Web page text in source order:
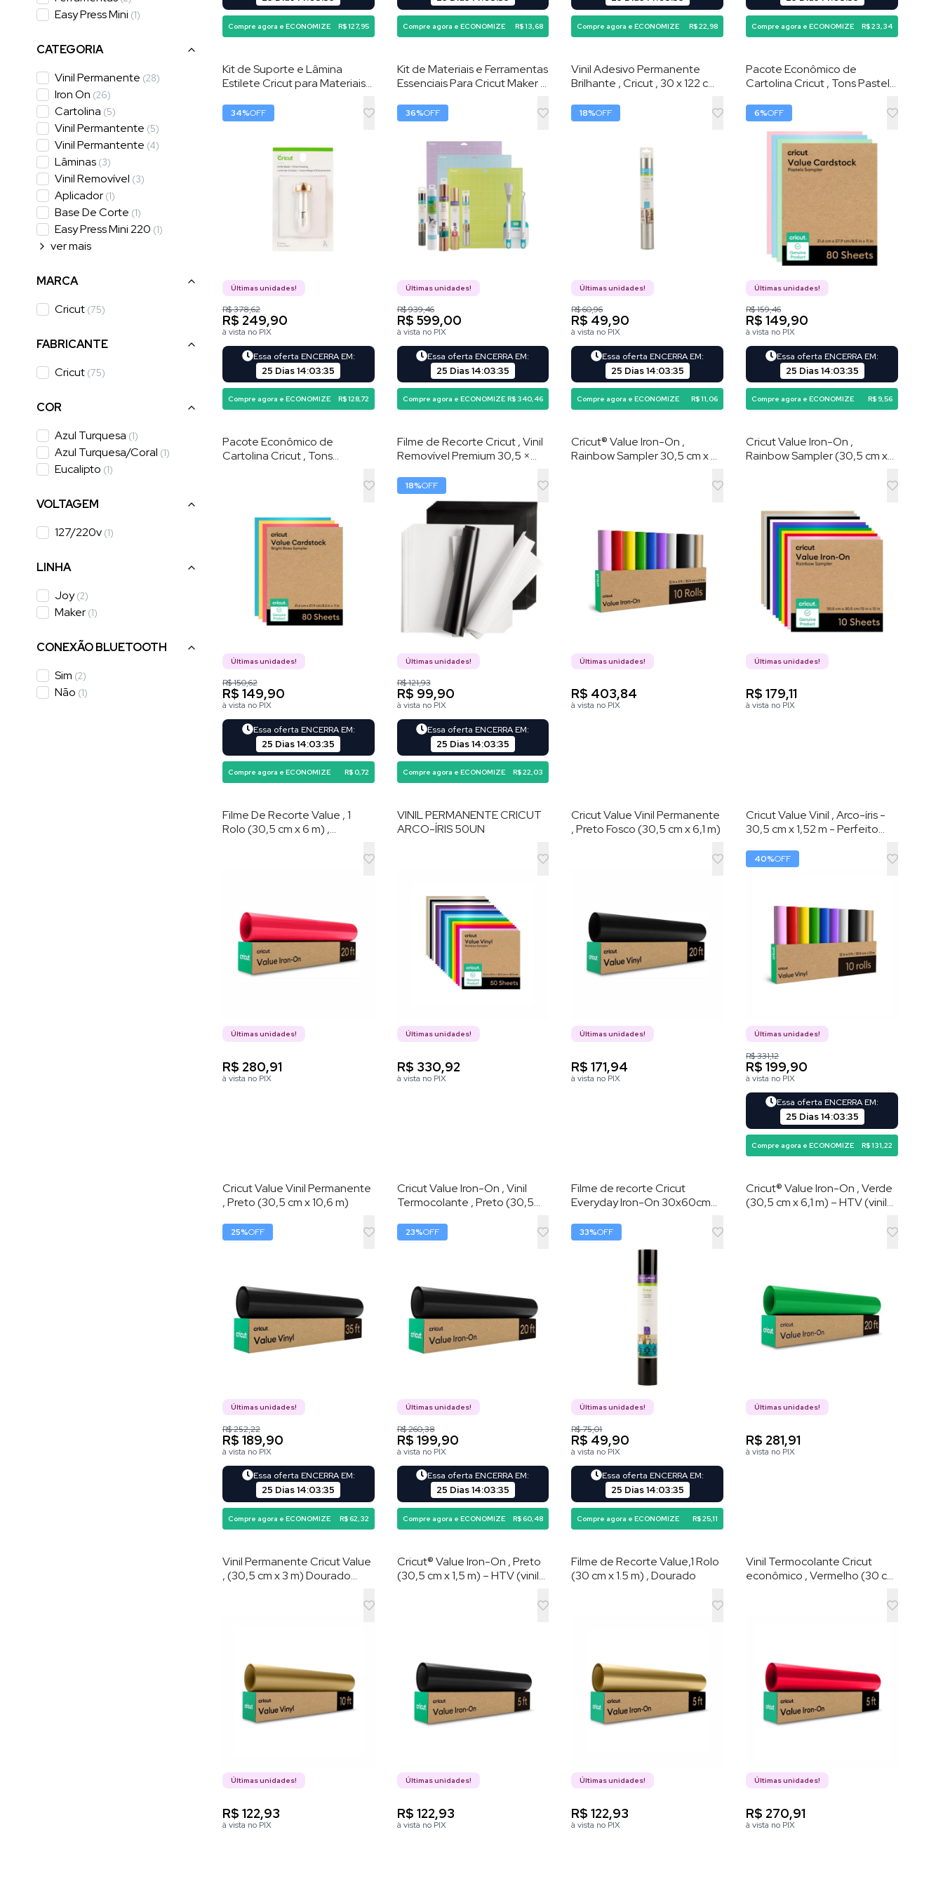
Easy Press Mini (1)
CATEGORIA
Vinil Permanente (28)
Iron On (26)
Cartolina (5)
Vinil Permantente (5)
Vinil Permantente (4)
Lâminas (3)
Vinil Removível (3)
Aplicador (1)
Base De Corte (1)
Easy Press Mini 220 (1)
vermais
MARCA
Cricut (75)
FABRICANTE
Cricut (75)
COR
Azul Turquesa (1)
Azul Turquesa/coral (1)
Eucalipto (1)
VOLTAGEM
127/220v (1)
LINHA
Joy (2)
Maker (1)
CONEXÃO BLUETOOTH
Sim (2)
Não (1)
Compre agora e ECONOMIZE R$ 127,95 Compre agora e ECONOMIZE R$ 13,68 Compre agora e ECONOMIZE R$ 22,98 Compre agora e ECONOMIZE R$ 23,34
Kit de Suporte e Lâmina
Estilete Cricut para Materiais
34%OFF
Últimas unidades!
R$ 378,62
R$ 249,90
à vista no PIX
Essa oferta ENCERRA EM:
25 Dias 14:03:34
Compre agora e ECONOMIZE R$ 128,72
Kit de Materiais e Ferramentas
Essenciais Para Cricut Maker e
Itens para Personalização
36%OFF
Últimas unidades!
R$ 939,46
R$ 599,00
à vista no PIX
Essa oferta ENCERRA EM:
25 Dias 14:03:34
Compre agora e ECONOMIZE R$ 340,46
Vinil Adesivo Permanente
Brilhante , Cricut , 30 x 122 cm ,
18%OFF
Últimas unidades!
R$ 60,96
R$ 49,90
à vista no PIX
Essa oferta ENCERRA EM:
25 Dias 14:03:34
Compre agora e ECONOMIZE R$ 11,06
Pacote Econômico de
Cartolina Cricut , Tons Pastel ,
6%OFF
Últimas unidades!
R$ 159,46
R$ 149,90
à vista no PIX
Essa oferta ENCERRA EM:
25 Dias 14:03:34
Compre agora e ECONOMIZE R$ 9,56
Pacote Econômico de
Cartolina Cricut , Tons
Últimas unidades!
R$ 150,62
R$ 149,90
à vista no PIX
Essa oferta ENCERRA EM:
25 Dias 14:03:34
Compre agora e ECONOMIZE R$ 0,72
Filme de Recorte Cricut , Vinil
Removível Premium 30,5 ×
Branco
18%OFF
Últimas unidades!
R$ 121,93
R$ 99,90
à vista no PIX
Essa oferta ENCERRA EM:
25 Dias 14:03:34
Compre agora e ECONOMIZE R$ 22,03
Cricut® Value Iron-On ,
Rainbow Sampler 30,5 cm x 91
Últimas unidades!
R$ 403,84
à vista no PIX
Cricut Value Iron-On ,
Rainbow Sampler (30,5 cm x
Últimas unidades!
R$ 179,11
à vista no PIX
Filme De Recorte Value , 1
Rolo (30,5 cm x 6 m) ,
Últimas unidades!
R$ 280,91
à vista no PIX
VINIL PERMANENTE CRICUT
ARCO-ÍRIS 50UN
Últimas unidades!
R$ 330,92
à vista no PIX
Cricut Value Vinil Permanente
, Preto Fosco (30,5 cm x 6,1 m)
Últimas unidades!
R$ 171,94
à vista no PIX
Cricut Value Vinil , Arco-íris -
30,5 cm x 1,52 m - Perfeito
40%OFF
Últimas unidades!
R$ 331,12
R$ 199,90
à vista no PIX
Essa oferta ENCERRA EM:
25 Dias 14:03:34
Compre agora e ECONOMIZE R$ 131,22
Cricut Value Vinil Permanente
, Preto (30,5 cm x 10,6 m)
25%OFF
Últimas unidades!
R$ 252,22
R$ 189,90
à vista no PIX
Essa oferta ENCERRA EM:
25 Dias 14:03:34
Compre agora e ECONOMIZE R$ 62,32
Cricut Value Iron-On , Vinil
Termocolante , Preto (30,5
Transferência por Calor)
23%OFF
Últimas unidades!
R$ 260,38
R$ 199,90
à vista no PIX
Essa oferta ENCERRA EM:
25 Dias 14:03:34
Compre agora e ECONOMIZE R$ 60,48
Filme de recorte Cricut
Everyday Iron-On 30x60cm
33%OFF
Últimas unidades!
R$ 75,01
R$ 49,90
à vista no PIX
Essa oferta ENCERRA EM:
25 Dias 14:03:34
Compre agora e ECONOMIZE R$ 25,11
Cricut® Value Iron-On , Verde
(30,5 cm x 6,1 m) – HTV (vinil
Últimas unidades!
R$ 281,91
à vista no PIX
Vinil Permanente Cricut Value
, (30,5 cm x 3 m) Dourado
Últimas unidades!
R$ 122,93
à vista no PIX
Cricut® Value Iron-On , Preto
(30,5 cm x 1,5 m) – HTV (vinil
Últimas unidades!
R$ 122,93
à vista no PIX
Filme de Recorte Value,1 Rolo
(30 cm x 1.5 m) , Dourado
Últimas unidades!
R$ 122,93
à vista no PIX
Vinil Termocolante Cricut
econômico , Vermelho (30 cm
Últimas unidades!
R$ 270,91
à vista no PIX